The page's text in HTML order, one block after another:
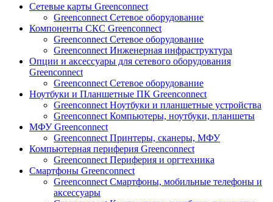
Сетевые карты Greenconnect
Greenconnect Сетевое оборудование
Компоненты СКС Greenconnect
Greenconnect Сетевое оборудование
Greenconnect Инженерная инфраструктура
Опции и аксессуары для сетевого оборудования
Greenconnect
Greenconnect Сетевое оборудование
Ноутбуки и Планшетные ПК Greenconnect
Greenconnect Ноутбуки и планшетные устройства
Greenconnect Компьютеры, ноутбуки, планшеты
МФУ Greenconnect
Greenconnect Принтеры, сканеры, МФУ
Компьютерная периферия Greenconnect
Greenconnect Периферия и оргтехника
Смартфоны Greenconnect
Greenconnect Смартфоны, мобильные телефоны и
аксессуары